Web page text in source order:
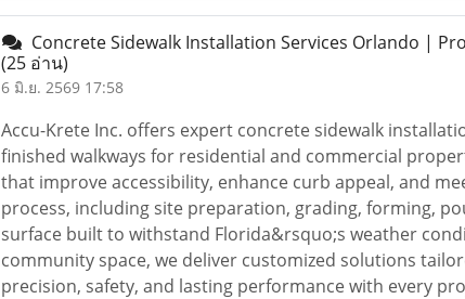
Concrete Sidewalk Installation Services Orlando |
(25 อ่าน)
6 มิ.ย. 2569 17:58
Accu-Krete Inc. offers expert concrete sidewalk
finished walkways for residential and commercial
that improve accessibility, enhance curb appeal, and
process, including site preparation, grading, forming,
surface built to withstand Florida&rsquo;s weather
community space, we deliver customized solutions
precision, safety, and lasting performance with every